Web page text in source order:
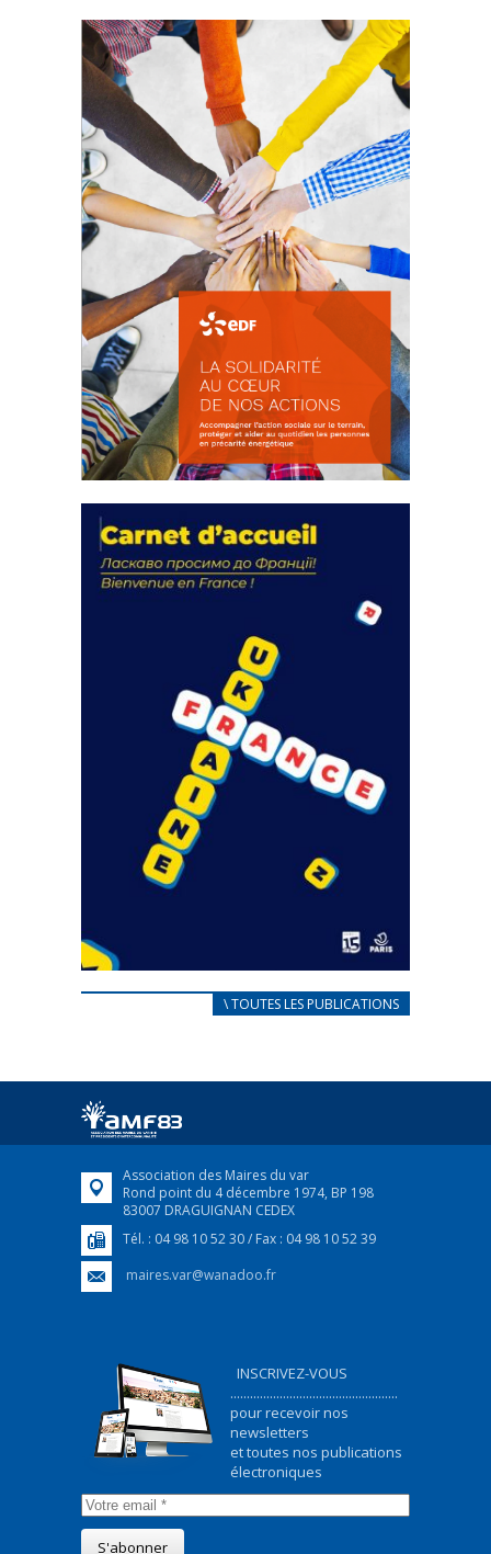
La prévention des conflits
d’intérêts
18 septembre 2023
FEUILLETER
actions
18 septembre 2023
FEUILLETER
CARNET D’ACCUEIL
Afin d’accompagner au mieux les réfugiés
FEUILLETER
\ TOUTES LES PUBLICATIONS
Association des Maires du var
Rond point du 4 décembre 1974, BP 198
83007 DRAGUIGNAN CEDEX
Tél. : 04 98 10 52 30 / Fax : 04 98 10 52 39
maires.var@wanadoo.fr
INSCRIVEZ-VOUS
...................................................
pour recevoir nos
newsletters
et toutes nos publications
électroniques